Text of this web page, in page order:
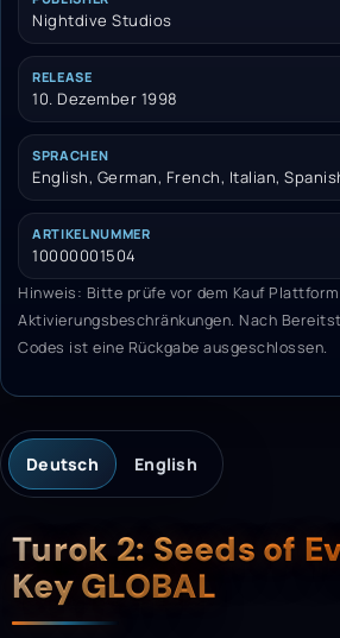
Nightdive Studios
RELEASE
10. Dezember 1998
SPRACHEN
English, German, French, Italian,
ARTIKELNUMMER
10000001504
Hinweis: Bitte prüfe vor dem Kauf
Aktivierungsbeschränkungen. Nach
Codes ist eine Rückgabe ausgeschlossen.
Deutsch English
Beschreibung
Turok 2: Seeds of
Key GLOBAL